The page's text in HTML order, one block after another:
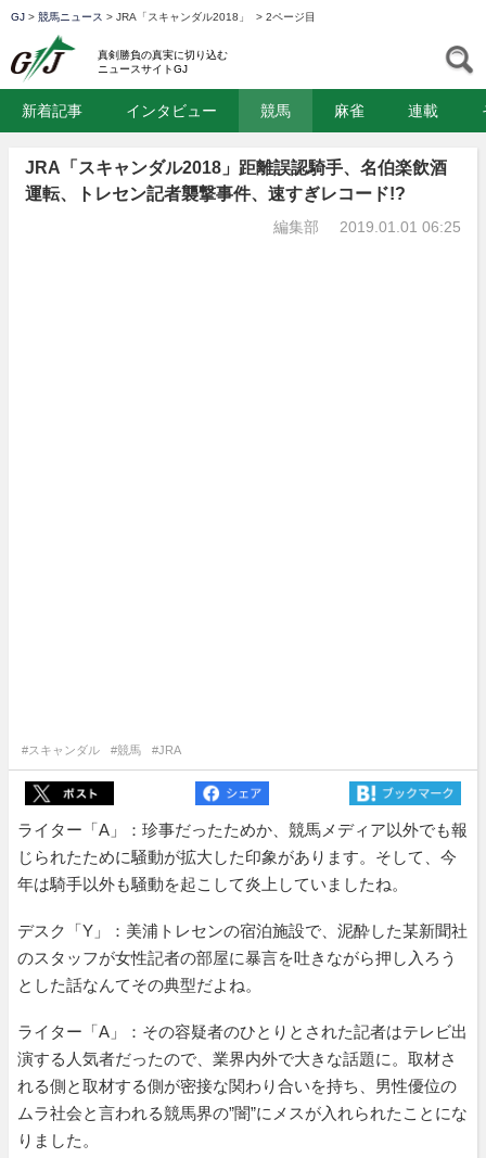
GJ > 競馬ニュース > JRA「スキャンダル2018」 > 2ページ目
真剣勝負の真実に切り込む
ニュースサイトGJ
新着記事 インタビュー 競馬 麻雀 連載
JRA「スキャンダル2018」距離誤認騎手、名伯楽飲酒
運転、トレセン記者襲撃事件、速すぎレコード!?
編集部 2019.01.01 06:25
#スキャンダル #競馬 #JRA
ライター「A」：珍事だったためか、競馬メディア以外でも報
じられたために騒動が拡大した印象があります。そして、今
年は騎手以外も騒動を起こして炎上していましたね。
デスク「Y」：美浦トレセンの宿泊施設で、泥酔した某新聞社
のスタッフが女性記者の部屋に暴言を吐きながら押し入ろう
とした話なんてその典型だよね。
ライター「A」：その容疑者のひとりとされた記者はテレビ出
演する人気者だったので、業界内外で大きな話題に。取材さ
れる側と取材する側が密接な関わり合いを持ち、男性優位の
ムラ社会と言われる競馬界の”闇”にメスが入れられたことにな
りました。